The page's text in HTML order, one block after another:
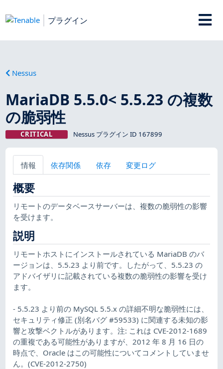
プラグイン
Nessus
MariaDB 5.5.0< 5.5.23 の複数
の脆弱性
CRITICAL Nessus プラグイン ID 167899
情報 依存関係 依存 変更ログ
概要
リモートのデータベースサーバーは、複数の脆弱性の影響
を受けます。
説明
リモートホストにインストールされている MariaDB のバ
ージョンは、5.5.23 より前です。したがって、5.5.23 の
アドバイザリに記載されている複数の脆弱性の影響を受け
ます。
- 5.5.23 より前の MySQL 5.5.x の詳細不明な脆弱性には、
セキュリティ修正 (別名バグ #59533) に関連する未知の影
響と攻撃ベクトルがあります。注: これは CVE-2012-1689
の重複である可能性がありますが、2012 年 8 月 16 日の
時点で、Oracle はこの可能性についてコメントしていませ
ん。(CVE-2012-2750)